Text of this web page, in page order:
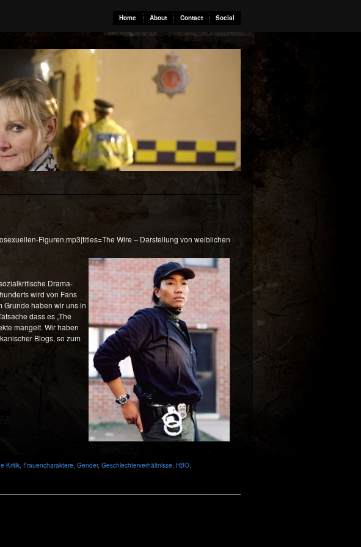
Home About Contact Social
Figuren.mp3|titles=The Wire – Darstellung von weiblichen
Drama-
wird von Fans
Grunde haben wir uns in
dass es „The
mangelt. Wir haben
Blogs, so zum
Kritik, Frauencharaktere, Gender, Geschlechterverhältnisse, HBO,